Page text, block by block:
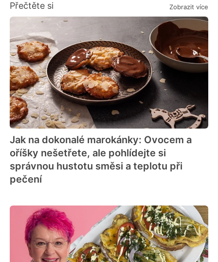
Přečtěte si Zobrazit více
Jak na dokonalé marokánky: Ovocem a
oříšky nešetřete, ale pohlídejte si
správnou hustotu směsi a teplotu při
pečení